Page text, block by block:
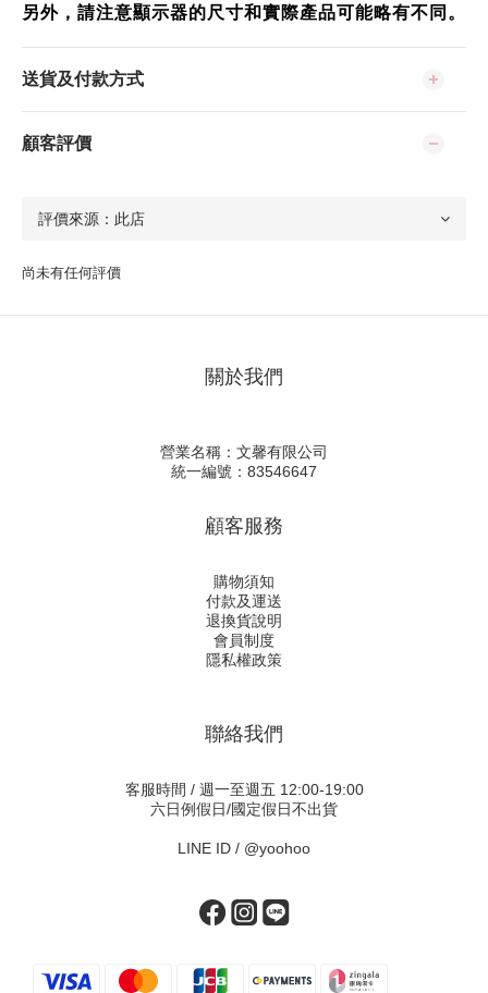
另外，請注意顯示器的尺寸和實際產品可能略有不同。
送貨及付款方式
顧客評價
尚未有任何評價
關於我們
營業名稱：文馨有限公司
統一編號：83546647
顧客服務
購物須知
付款及運送
退換貨說明
會員制度
隱私權政策
聯絡我們
客服時間 / 週一至週五 12:00-19:00
六日例假日/國定假日不出貨
LINE ID / @yoohoo